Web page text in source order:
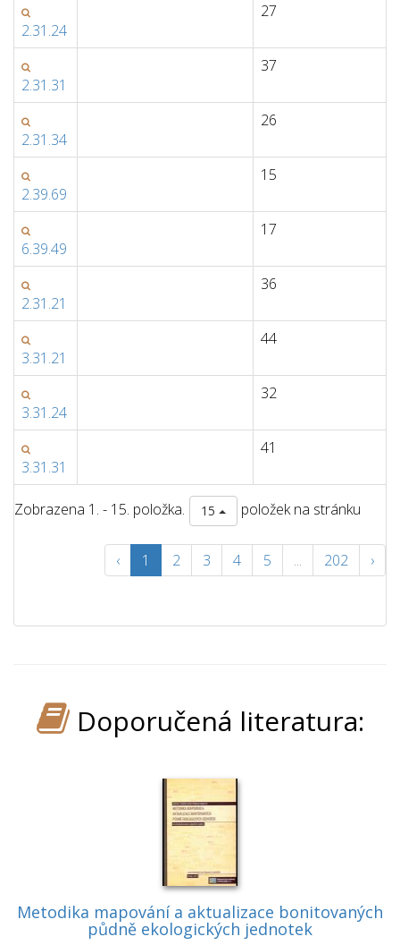
2.31.24
27
2.31.31
37
2.31.34
26
2.39.69
15
6.39.49
17
2.31.21
36
3.31.21
44
3.31.24
32
3.31.31
41
Zobrazena 1. - 15. položka. 15 položek na stránku
‹ 1 2 3 4 5 ... 202 ›
Doporučená literatura:
Metodika mapování a aktualizace bonitovaných
půdně ekologických jednotek